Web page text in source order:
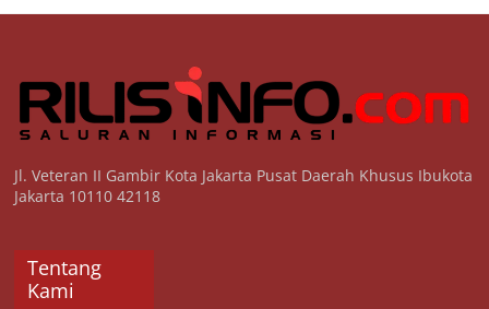
Jl. Veteran II Gambir Kota Jakarta Pusat Daerah Khusus Ibukota
Jakarta 10110 42118
Tentang
Kami